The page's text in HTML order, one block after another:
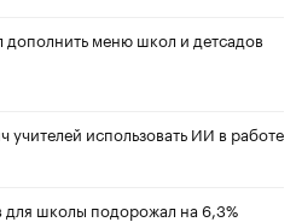
меню школ и детсадов
учителей использовать ИИ в работе
школы подорожал на 6,3%